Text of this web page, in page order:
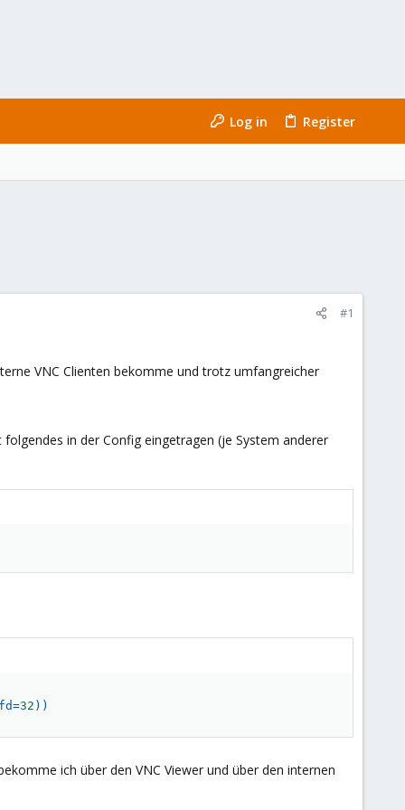
Log in Register
#1
VNC Clienten bekomme und trotz umfangreicher
in der Config eingetragen (je System anderer
=32 ))
ich über den VNC Viewer und über den internen